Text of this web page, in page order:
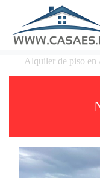
Alquiler de piso en